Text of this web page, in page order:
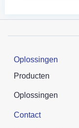
Oplossingen
Producten
Oplossingen
Contact